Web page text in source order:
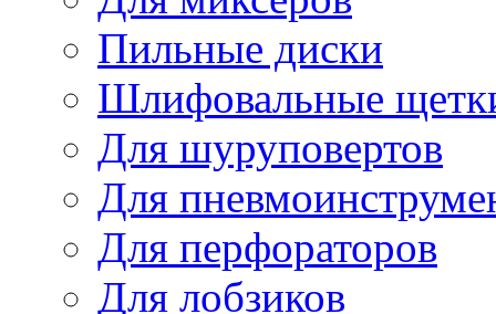
Пильные диски
Шлифовальные
Для шуруповертов
Для
Для перфораторов
Для лобзиков